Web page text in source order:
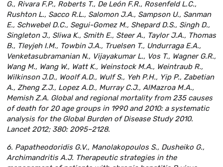
G., Rivara F.P., Roberts T., De León F.R., Rosenfeld L.C.,
Rushton L., Sacco R.L., Salomon J.A., Sampson U., Sanman
E., Schwebel D.C., Segui-Gomez M., Shepard D.S., Singh D.,
Singleton J., Sliwa K., Smith E., Steer A., Taylor J.A., Thomas
B., Tleyjeh I.M., Towbin J.A., Truelsen T., Undurraga E.A.,
Venketasubramanian N., Vijayakumar L., Vos T., Wagner G.R.,
Wang M., Wang W., Watt K., Weinstock M.A., Weintraub R.,
Wilkinson J.D., Woolf A.D., Wulf S., Yeh P.H., Yip P., Zabetian
A., Zheng Z.J., Lopez A.D., Murray C.J., AlMazroa M.A.,
Memish Z.A. Global and regional mortality from 235 causes
of death for 20 age groups in 1990 and 2010: a systematic
analysis for the Global Burden of Disease Study 2010.
Lancet 2012; 380: 2095–2128.
6. Papatheodoridis G.V., Manolakopoulos S., Dusheiko G.,
Archimandritis A.J. Therapeutic strategies in the